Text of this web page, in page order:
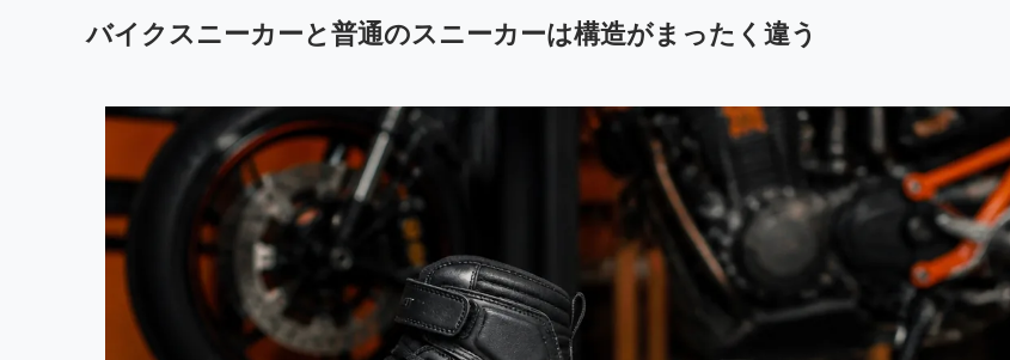
バイクスニーカーと普通のスニーカーは構造がまったく違う